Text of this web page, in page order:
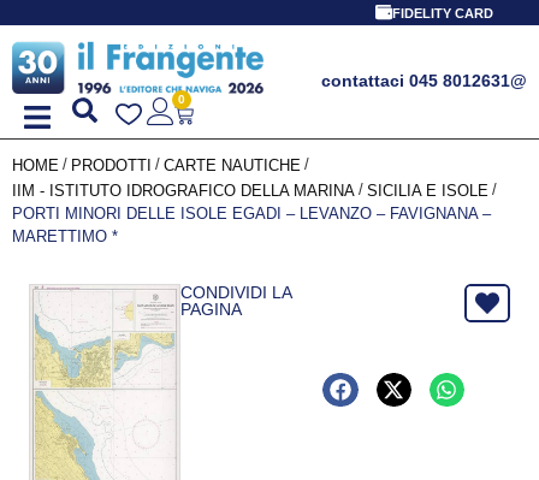
FIDELITY CARD
contattaci 045 8012631@
0
HOME / PRODOTTI / CARTE NAUTICHE /
IIM - ISTITUTO IDROGRAFICO DELLA MARINA / SICILIA E ISOLE /
PORTI MINORI DELLE ISOLE EGADI – LEVANZO – FAVIGNANA –
MARETTIMO *
CONDIVIDI LA
PAGINA